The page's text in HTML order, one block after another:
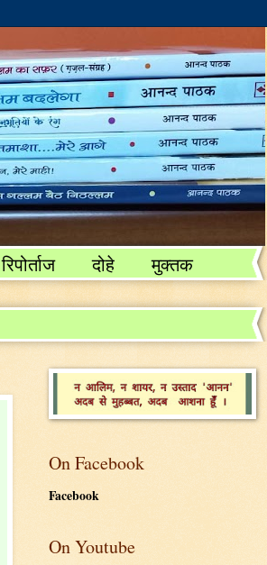
रिपोर्ताज दोहे
मुक्तक
On Facebook
Facebook
On Youtube